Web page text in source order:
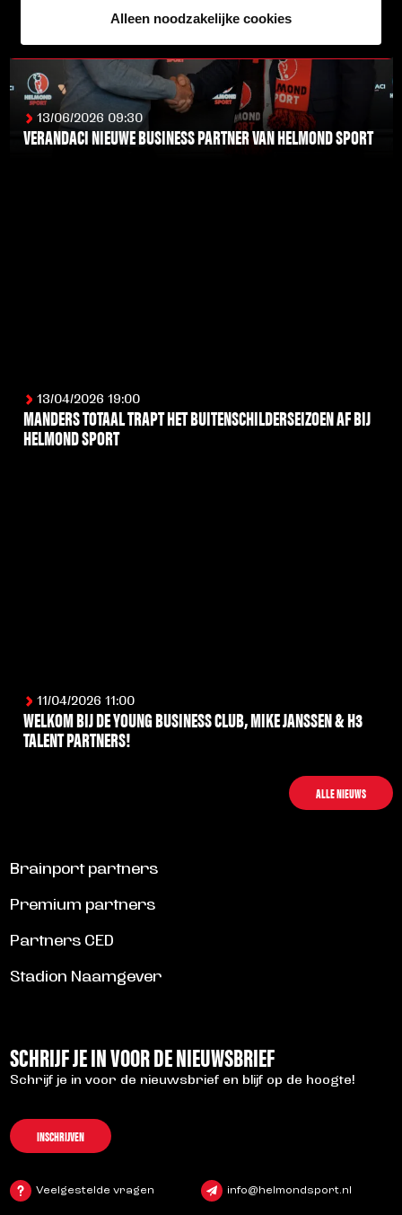
Alleen noodzakelijke cookies
13/06/2026 09:30
VERANDACI NIEUWE BUSINESS PARTNER VAN HELMOND SPORT
13/04/2026 19:00
MANDERS TOTAAL TRAPT HET BUITENSCHILDERSEIZOEN AF BIJ
HELMOND SPORT
11/04/2026 11:00
WELKOM BIJ DE YOUNG BUSINESS CLUB, MIKE JANSSEN & H3
TALENT PARTNERS!
ALLE NIEUWS
Brainport partners
Premium partners
Partners CED
Stadion Naamgever
SCHRIJF JE IN VOOR DE NIEUWSBRIEF
Schrijf je in voor de nieuwsbrief en blijf op de hoogte!
INSCHRIJVEN
Veelgestelde vragen info@helmondsport.nl